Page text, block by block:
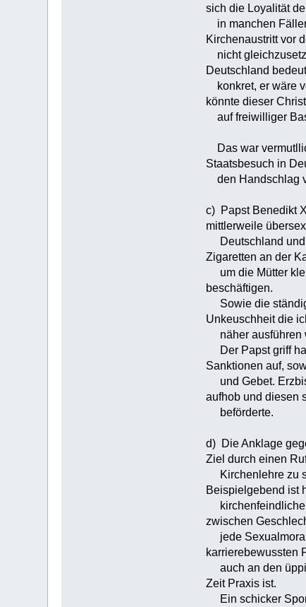
sich die Loyalität
in manchen
Kirchenaustritt vor
nicht
Deutschland
konkret, er wäre
könnte dieser Christ
auf freiwilliger
Das war
Staatsbesuch in
den Handschlag
c) Papst Benedikt
mittlerweile
Deutschland und
Zigaretten an der
um die Mütter
beschäftigen.
Sowie die
Unkeuschheit die
näher ausführen
Der Papst griff
Sanktionen auf,
und Gebet.
aufhob und diesen
beförderte.
d) Die Anklage
Ziel durch einen
Kirchenlehre zu
Beispielgebend ist
kirchenfeindliche
zwischen
jede Sexualmoral
karrierebewussten
auch an den
Zeit Praxis ist.
Ein schicker